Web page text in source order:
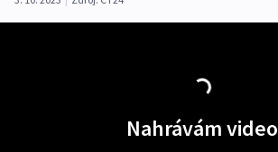
Nahrávám video